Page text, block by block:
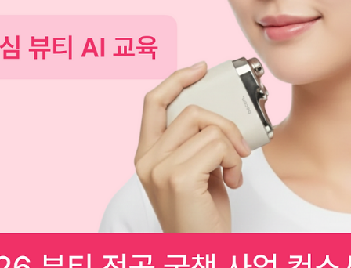
Notice
[워크샵] 비컨 : 오사카로 떠나다 #1
4월 초, 벚꽃이 흩날리는 핑크빛 계절에 비컨 팀은 잠시 일상을
나 워크샵을 떠났습니다. 재충전의 시간과 서로를 더 깊이 알아가는
순간들, 그리고 새로운 시장을 바라보는 시선까지 — 이번 워크샵
그 모든 의미를 담고 있었습니다. 새로운 시간에 대한 기대와 함
설렘을 가득 안고 비컨의 여정이 시작되었습니다! 이번 워크샵은
인 1조, 총 4개 조로 나뉘어 조별 자유 일정으로 진행되었고, 김포
항에서부터 조별로 삼삼오오 모여 있는 모습이 보였습니다 🤗 도
기가 들썩였습니다. ✈️ 간사이 국제공항 도착! 오사카 숙소가 있는